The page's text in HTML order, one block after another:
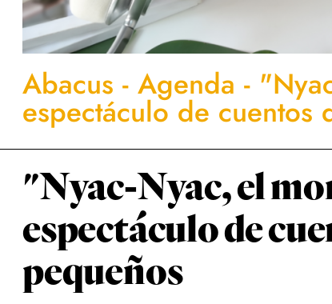
Abacus - Agenda -
espectáculo de cuentos
"Nyac-Nyac, el
espectáculo de
pequeños